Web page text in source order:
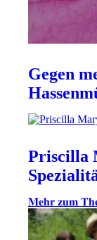
Gegen
Priscilla
𝐌𝐞𝐡𝐫 𝐳𝐮𝐦